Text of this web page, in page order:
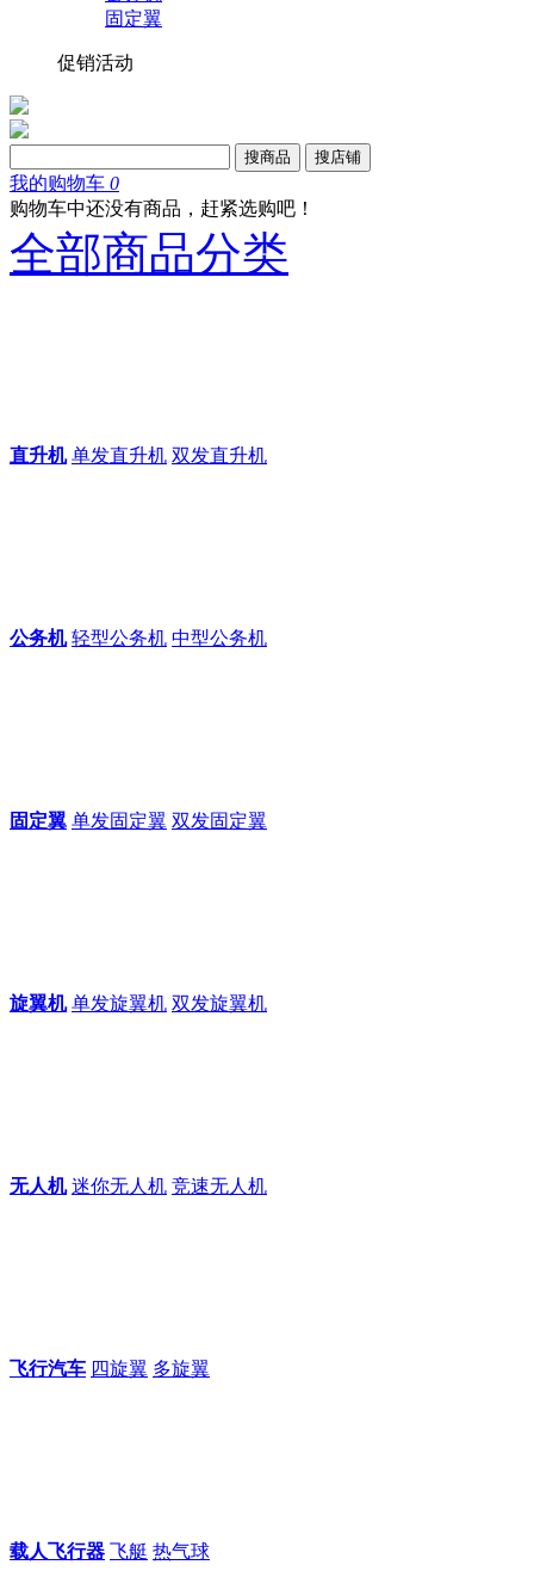
固定翼
促销活动
搜商品 搜店铺
我的购物车 0
购物车中还没有商品，赶紧选购吧！
全部商品分类
直升机 单发直升机 双发直升机
公务机 轻型公务机 中型公务机
固定翼 单发固定翼 双发固定翼
旋翼机 单发旋翼机 双发旋翼机
无人机 迷你无人机 竞速无人机
飞行汽车 四旋翼 多旋翼
载人飞行器 飞艇 热气球